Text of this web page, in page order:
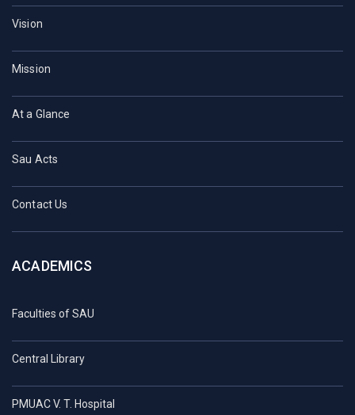
Vision
Mission
At a Glance
Sau Acts
Contact Us
ACADEMICS
Faculties of SAU
Central Library
PMUAC V. T. Hospital